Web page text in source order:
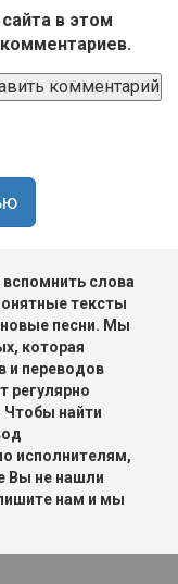
в этом
слова
тексты
новые песни. Мы
которая
и переводов
регулярно
Чтобы найти
исполнителям,
Вы не нашли
нам и мы